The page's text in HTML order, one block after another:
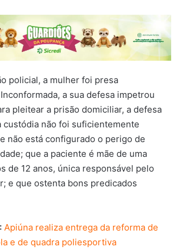
policial, a mulher foi presa
a sua defesa impetrou
pleitear a prisão domiciliar, a defesa
custódia não foi suficientemente
não está configurado o perigo de
que a paciente é mãe de uma
de 12 anos, única responsável pelo
e que ostenta bons predicados
Apiúna realiza entrega da reforma de
e de quadra poliesportiva